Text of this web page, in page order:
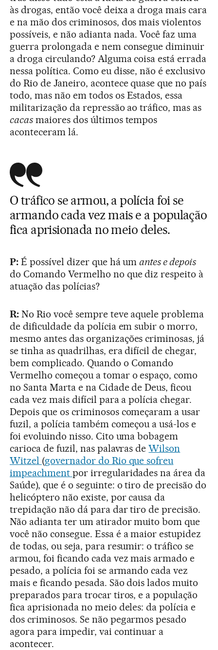
às drogas, então você deixa a droga mais cara
e na mão dos criminosos, dos mais violentos
possíveis, e não adianta nada. Você faz uma
guerra prolongada e nem consegue diminuir
a droga circulando? Alguma coisa está errada
nessa política. Como eu disse, não é exclusivo
do Rio de Janeiro, acontece quase que no país
todo, mas não em todos os Estados, essa
militarização da repressão ao tráfico, mas as
cacasmaiores dos últimos tempos
aconteceram lá.
O tráfico se armou, a polícia foi se
armando cada vez mais e a população
fica aprisionada no meio deles.
P: É possível dizer que há umantes e depois
do Comando Vermelho no que diz respeito à
atuação das polícias?
R: No Rio você sempre teve aquele problema
de dificuldade da polícia em subir o morro,
mesmo antes das organizações criminosas, já
se tinha as quadrilhas, era difícil de chegar,
bem complicado. Quando o Comando
Vermelho começou a tomar o espaço, como
no Santa Marta e na Cidade de Deus, ficou
cada vez mais difícil para a polícia chegar.
Depois que os criminosos começaram a usar
fuzil, a polícia também começou a usá-los e
foi evoluindo nisso. Cito uma bobagem
carioca de fuzil, nas palavras deWilson
Witzel (governador do Rio que sofreu
impeachment por irregularidades na área da
Saúde), que é o seguinte: o tiro de precisão do
helicóptero não existe, por causa da
trepidação não dá para dar tiro de precisão.
Não adianta ter um atirador muito bom que
você não consegue. Essa é a maior estupidez
de todas, ou seja, para resumir: o tráfico se
armou, foi ficando cada vez mais armado e
pesado, a polícia foi se armando cada vez
mais e ficando pesada. São dois lados muito
preparados para trocar tiros, e a população
fica aprisionada no meio deles: da polícia e
dos criminosos. Se não pegarmos pesado
agora para impedir, vai continuar a
acontecer.